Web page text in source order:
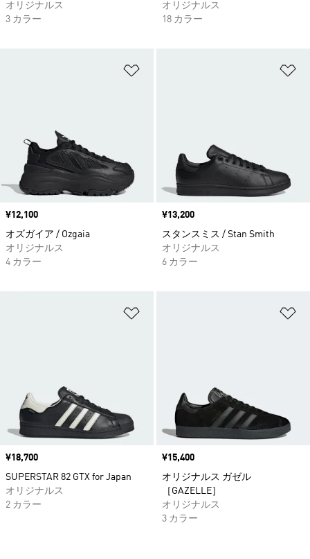
オリジナルス
3 カラー
オリジナルス
18 カラー
価格
¥12,100
オズガイア / Ozgaia
オリジナルス
4 カラー
価格
¥13,200
スタンスミス / Stan Smith
オリジナルス
6 カラー
価格
¥18,700
SUPERSTAR 82 GTX for Japan
オリジナルス
2 カラー
価格
¥15,400
オリジナルス ガゼル
［GAZELLE］
オリジナルス
3 カラー